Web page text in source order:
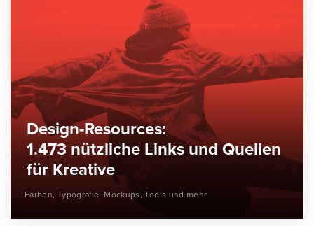
Design-Resources:
1.473 nützliche Links und Quellen
für Kreative
Farben, Typografie, Mockups, Tools und mehr